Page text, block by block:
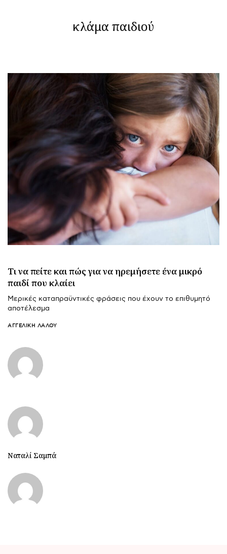
κλάμα παιδιού
Τι να πείτε και πώς για να ηρεμήσετε ένα μικρό
παιδί που κλαίει
Μερικές καταπραϋντικές φράσεις που έχουν το επιθυμητό
αποτέλεσμα
ΑΓΓΕΛΙΚΉ ΛΆΛΟΥ
Ναταλί Σαμπά